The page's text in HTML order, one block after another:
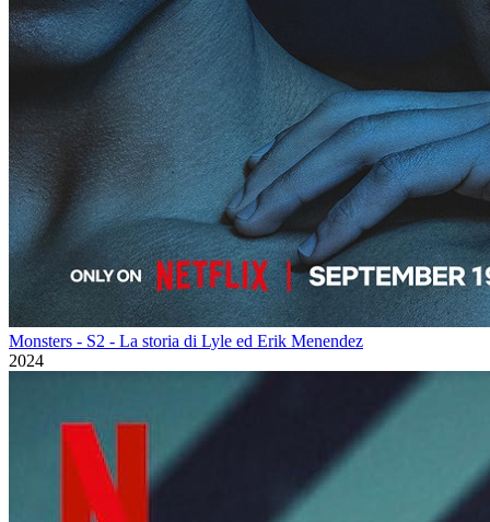
Monsters - S2 - La storia di Lyle ed Erik Menendez
2024